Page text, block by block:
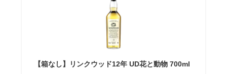
【箱なし】リンクウッド12年 UD花と動物 700ml